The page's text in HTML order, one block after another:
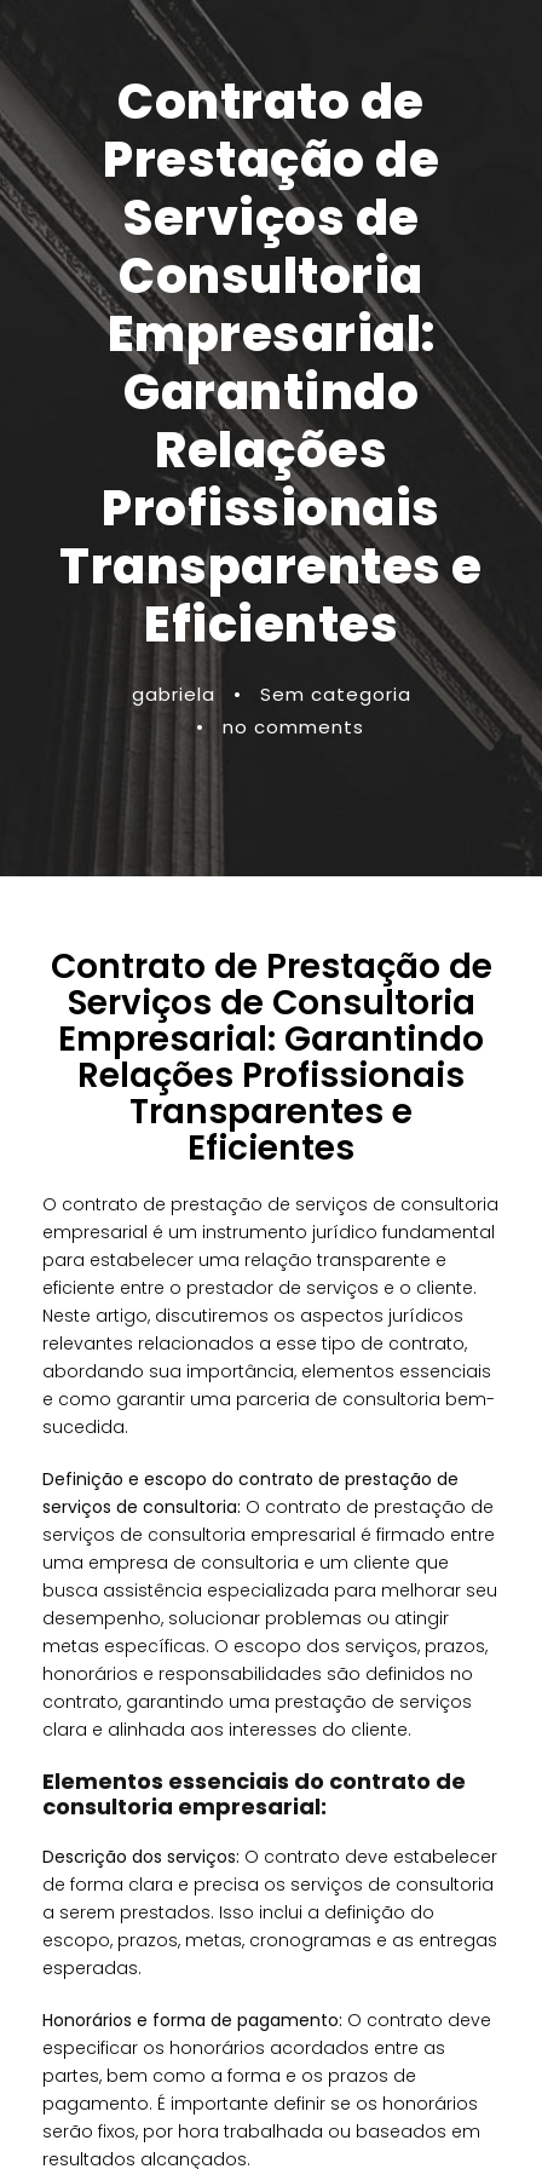
Contrato de
Prestação de
Serviços de
Consultoria
Empresarial:
Garantindo
Relações
Profissionais
Transparentes e
Eficientes
gabriela •
Sem categoria
•
no comments
Contrato de Prestação de
Serviços de Consultoria
Empresarial: Garantindo
Relações Profissionais
Transparentes e
Eficientes
O contrato de prestação de serviços de consultoria
empresarial é um instrumento jurídico fundamental
para estabelecer uma relação transparente e
eficiente entre o prestador de serviços e o cliente.
Neste artigo, discutiremos os aspectos jurídicos
relevantes relacionados a esse tipo de contrato,
abordando sua importância, elementos essenciais
e como garantir uma parceria de consultoria bem-
sucedida.
Definição e escopo do contrato de prestação de
serviços de consultoria: O contrato de prestação de
serviços de consultoria empresarial é firmado entre
uma empresa de consultoria e um cliente que
busca assistência especializada para melhorar seu
desempenho, solucionar problemas ou atingir
metas específicas. O escopo dos serviços, prazos,
honorários e responsabilidades são definidos no
contrato, garantindo uma prestação de serviços
clara e alinhada aos interesses do cliente.
Elementos essenciais do contrato de
consultoria empresarial:
Descrição dos serviços: O contrato deve estabelecer
de forma clara e precisa os serviços de consultoria
a serem prestados. Isso inclui a definição do
escopo, prazos, metas, cronogramas e as entregas
esperadas.
Honorários e forma de pagamento: O contrato deve
especificar os honorários acordados entre as
partes, bem como a forma e os prazos de
pagamento. É importante definir se os honorários
serão fixos, por hora trabalhada ou baseados em
resultados alcançados.